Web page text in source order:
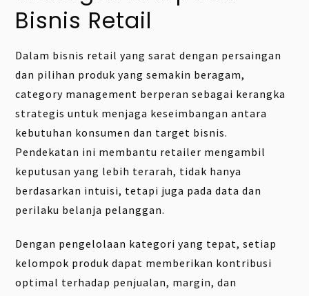
Bisnis Retail
Dalam bisnis retail yang sarat dengan persaingan
dan pilihan produk yang semakin beragam,
category management berperan sebagai kerangka
strategis untuk menjaga keseimbangan antara
kebutuhan konsumen dan target bisnis.
Pendekatan ini membantu retailer mengambil
keputusan yang lebih terarah, tidak hanya
berdasarkan intuisi, tetapi juga pada data dan
perilaku belanja pelanggan.
Dengan pengelolaan kategori yang tepat, setiap
kelompok produk dapat memberikan kontribusi
optimal terhadap penjualan, margin, dan